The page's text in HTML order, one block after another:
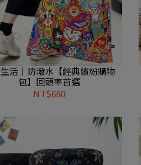
活｜防潑水【經典繽紛購物
包】回頭率首選
NT$680